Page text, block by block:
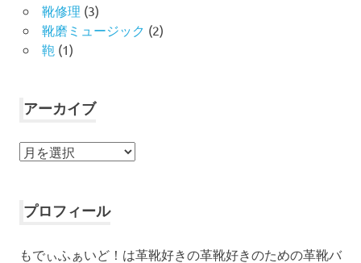
靴修理 (3)
靴磨ミュージック (2)
鞄 (1)
アーカイブ
ア
イ
プロフィール
もでぃふぁいど！は革靴好きの革靴好きのための革靴バ